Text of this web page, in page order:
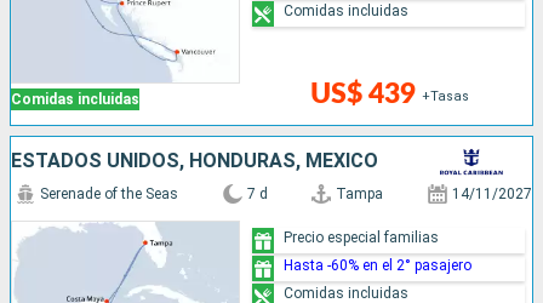
Comidas incluidas US$ 439 +Tasas
Comidas incluidas
ESTADOS UNIDOS, HONDURAS, MÉXICO
Serenade of the Seas 7 d Tampa 14/11/2027
Precio especial familias
Hasta -60% en el 2° pasajero
Comidas incluidas